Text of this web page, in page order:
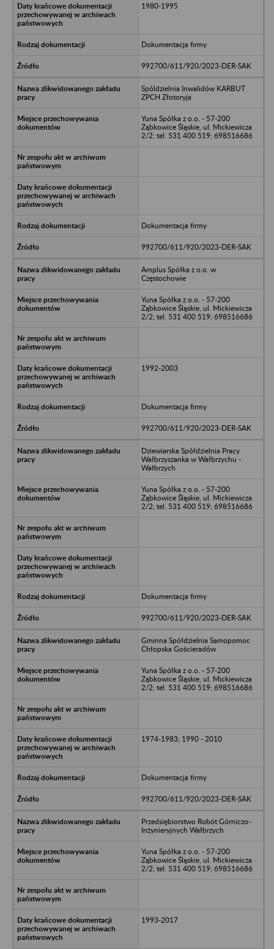
1980-1995
Dokumentacja firmy
992700/611/920/2023-DER-SAK
Spóldzielnia Inwalidów KARBUT
ZPCH Złotoryja
Yuna Spółka z o.o. - 57-200
Ząbkowice Śląskie, ul. Mickiewicza
2/2; tel. 531 400 519; 698516686
Dokumentacja firmy
992700/611/920/2023-DER-SAK
Amplus Spółka z o.o. w
Częstochowie
Yuna Spółka z o.o. - 57-200
Ząbkowice Śląskie, ul. Mickiewicza
2/2; tel. 531 400 519; 698516686
1992-2003
Dokumentacja firmy
992700/611/920/2023-DER-SAK
Dziewiarska Spółdzielnia Pracy
Wałbrzyszanka w Wałbrzychu -
Wałbrzych
Yuna Spółka z o.o. - 57-200
Ząbkowice Śląskie, ul. Mickiewicza
2/2; tel. 531 400 519; 698516686
Dokumentacja firmy
992700/611/920/2023-DER-SAK
Gminna Spółdzielnia Samopomoc
Chłopska Gościeradów
Yuna Spółka z o.o. - 57-200
Ząbkowice Śląskie, ul. Mickiewicza
2/2; tel. 531 400 519; 698516686
1974-1983; 1990 - 2010
Dokumentacja firmy
992700/611/920/2023-DER-SAK
Przedsiębiorstwo Robót Górniczo-
Inżynieryjnych Wałbrzych
Yuna Spółka z o.o. - 57-200
Ząbkowice Śląskie, ul. Mickiewicza
2/2; tel. 531 400 519; 698516686
1993-2017